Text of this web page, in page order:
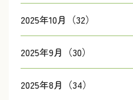
2025年10月（32）
2025年9月（30）
2025年8月（34）